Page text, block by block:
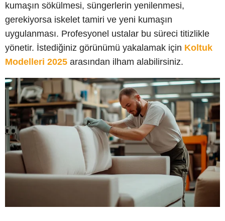
kumaşın sökülmesi, süngerlerin yenilenmesi,
gerekiyorsa iskelet tamiri ve yeni kumaşın
uygulanması. Profesyonel ustalar bu süreci titizlikle
yönetir. İstediğiniz görünümü yakalamak için Koltuk
Modelleri 2025 arasından ilham alabilirsiniz.